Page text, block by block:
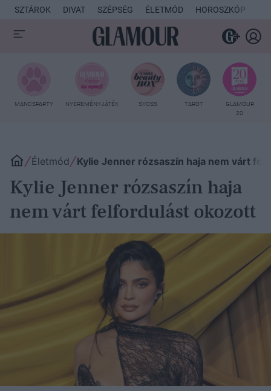
SZTÁROK DIVAT SZÉPSÉG ÉLETMÓD HOROSZKÓP
MANCSPARTY NYEREMÉNYJÁTÉK SYOSS TAROT
GLAMOUR
20
Életmód Kylie Jenner rózsaszín haja nem várt
Kylie Jenner rózsaszín haja
nem várt felfordulást okozott